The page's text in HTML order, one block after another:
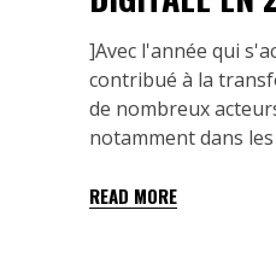
]Avec l'année qui
contribué à la
de nombreux
notamment dans
READ MORE